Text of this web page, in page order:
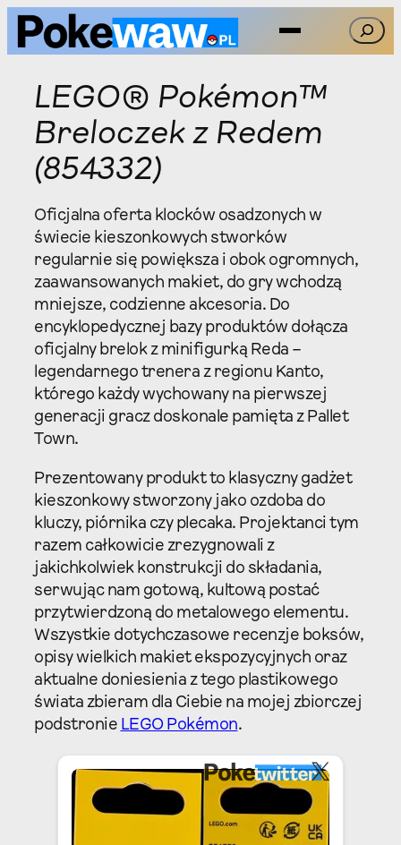
Przejdź
Szukaj
LEGO® Pokémon™
Breloczek z Redem
(854332)
Oficjalna oferta klocków osadzonych w
świecie kieszonkowych stworków
regularnie się powiększa i obok ogromnych,
zaawansowanych makiet, do gry wchodzą
mniejsze, codzienne akcesoria. Do
encyklopedycznej bazy produktów dołącza
oficjalny brelok z minifigurką Reda –
legendarnego trenera z regionu Kanto,
którego każdy wychowany na pierwszej
generacji gracz doskonale pamięta z Pallet
Town.
Prezentowany produkt to klasyczny gadżet
kieszonkowy stworzony jako ozdoba do
kluczy, piórnika czy plecaka. Projektanci tym
razem całkowicie zrezygnowali z
jakichkolwiek konstrukcji do składania,
serwując nam gotową, kultową postać
przytwierdzoną do metalowego elementu.
Wszystkie dotychczasowe recenzje boksów,
opisy wielkich makiet ekspozycyjnych oraz
aktualne doniesienia z tego plastikowego
świata zbieram dla Ciebie na mojej zbiorczej
podstronie LEGO Pokémon.